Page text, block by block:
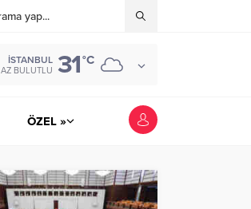
İSTANBUL
AZ BULUTLU 31°C
ÖZEL »